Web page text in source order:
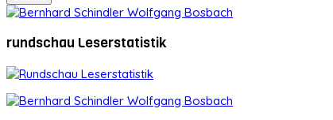
rundschau Leserstatistik